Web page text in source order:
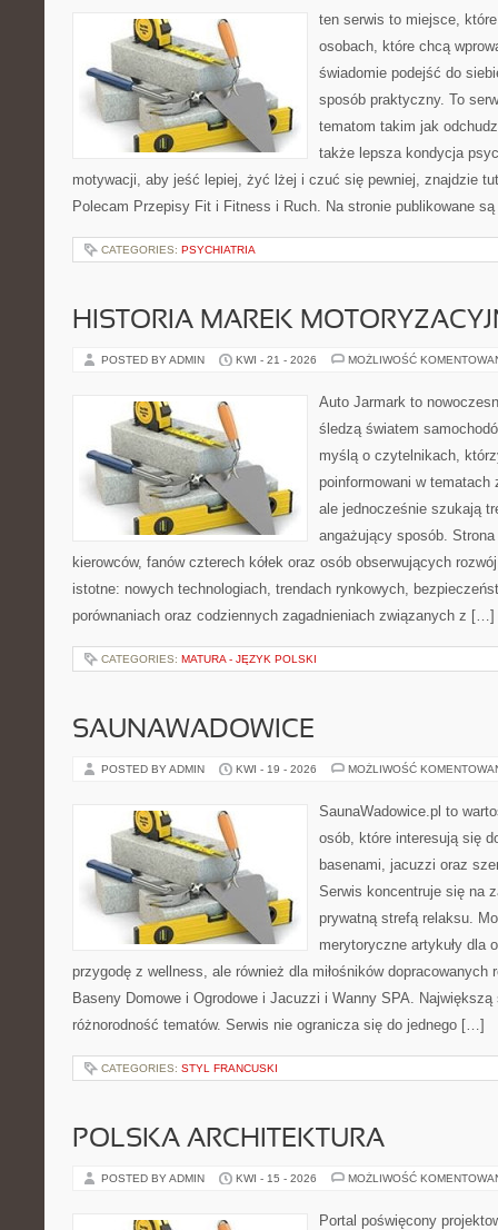
ten serwis to miejsce,
osobach, które chcą
świadomie podejść do
sposób praktyczny. To
tematom takim jak
także lepsza kondycja
motywacji, aby jeść lepiej, żyć lżej i czuć się pewniej, znajdzie
Polecam Przepisy Fit i Fitness i Ruch. Na stronie publikowane
CATEGORIES: PSYCHIATRIA
HISTORIA MAREK
POSTED BY ADMIN KWI - 21 - 2026 MOŻLIWOŚĆ
Auto Jarmark to
śledzą światem
myślą o czytelnikach,
poinformowani w
ale jednocześnie szukają
angażujący sposób.
kierowców, fanów czterech kółek oraz osób obserwujących
istotne: nowych technologiach, trendach rynkowych,
porównaniach oraz codziennych zagadnieniach związanych z […]
CATEGORIES: MATURA - JĘZYK POLSKI
SAUNAWADOWICE
POSTED BY ADMIN KWI - 19 - 2026 MOŻLIWOŚĆ
SaunaWadowice.pl to
osób, które interesują się
basenami, jacuzzi oraz
Serwis koncentruje się na
prywatną strefą relaksu.
merytoryczne artykuły dla
przygodę z wellness, ale również dla miłośników dopracowanych
Baseny Domowe i Ogrodowe i Jacuzzi i Wanny SPA. Największą
różnorodność tematów. Serwis nie ogranicza się do jednego […]
CATEGORIES: STYL FRANCUSKI
POLSKA ARCHITEKTURA
POSTED BY ADMIN KWI - 15 - 2026 MOŻLIWOŚĆ
Portal poświęcony